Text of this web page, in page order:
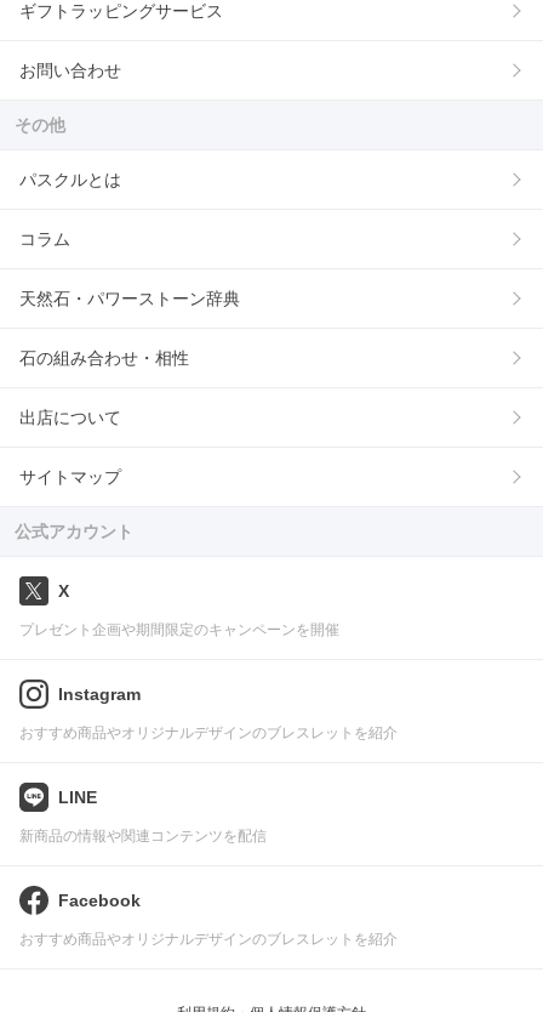
ギフトラッピングサービス
お問い合わせ
その他
パスクルとは
コラム
天然石・パワーストーン辞典
石の組み合わせ・相性
出店について
サイトマップ
公式アカウント
X
プレゼント企画や期間限定のキャンペーンを開催
Instagram
おすすめ商品やオリジナルデザインのブレスレットを紹介
LINE
新商品の情報や関連コンテンツを配信
Facebook
おすすめ商品やオリジナルデザインのブレスレットを紹介